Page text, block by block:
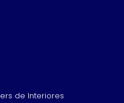
de Interiores